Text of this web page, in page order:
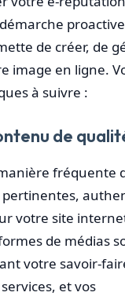
de créer, de
image en ligne.
à suivre :
de
fréquente
votre site
de médias
votre savoir-
et vos